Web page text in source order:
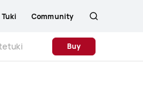
Tuki Community
Buy